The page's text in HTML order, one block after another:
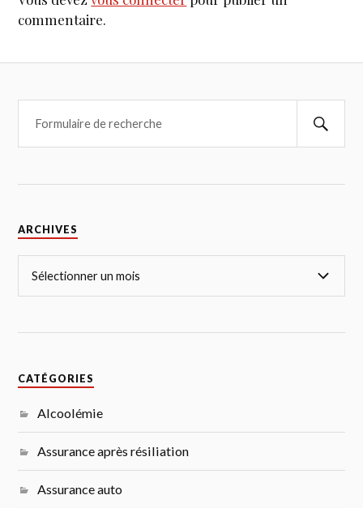
commentaire.
ARCHIVES
CATÉGORIES
Alcoolémie
Assurance après résiliation
Assurance auto